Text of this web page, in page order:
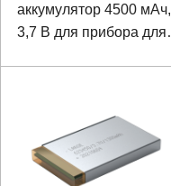
аккумулятор 4500 мАч,
3,7 В для прибора для